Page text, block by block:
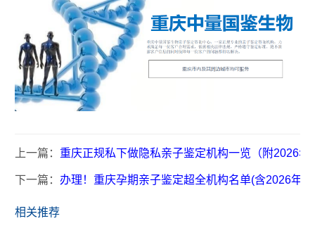
上一篇： 重庆正规私下做隐私亲子鉴定机构一览（附2026年
下一篇： 办理！重庆孕期亲子鉴定超全机构名单(含2026年鉴
相关推荐